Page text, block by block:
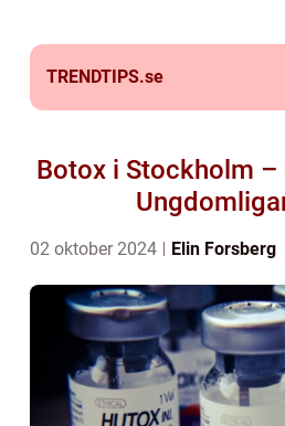
TRENDTIPS.se
Botox i Stockholm –
02 oktober 2024 Elin Forsberg